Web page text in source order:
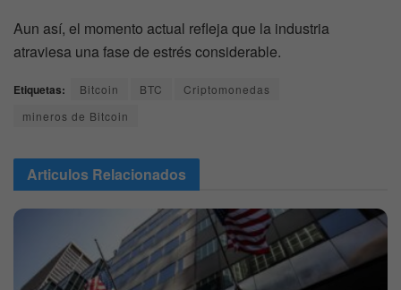
Aun así, el momento actual refleja que la industria
atraviesa una fase de estrés considerable.
Etiquetas: Bitcoin BTC
Criptomonedas
mineros de Bitcoin
Articulos Relacionados